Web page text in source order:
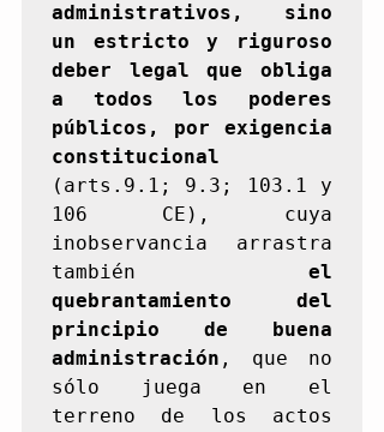
administrativos, sino
un estricto y riguroso
deber legal que obliga
a todos los poderes
públicos, por exigencia
constitucional
(arts.9.1; 9.3; 103.1 y
106 CE), cuya
inobservancia arrastra
también el
quebrantamiento del
principio de buena
administración , que no
sólo juega en el
terreno de los actos